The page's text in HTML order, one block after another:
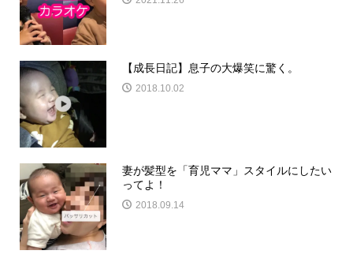
【成長日記】息子の大爆笑に驚く。
2018.10.02
妻が髪型を「育児ママ」スタイルにしたい
ってよ！
2018.09.14